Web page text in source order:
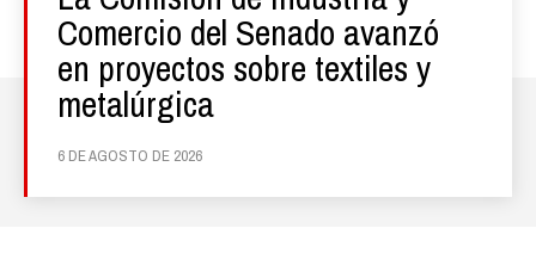
Comercio del Senado avanzó
en proyectos sobre textiles y
metalúrgica
6 DE AGOSTO DE 2026